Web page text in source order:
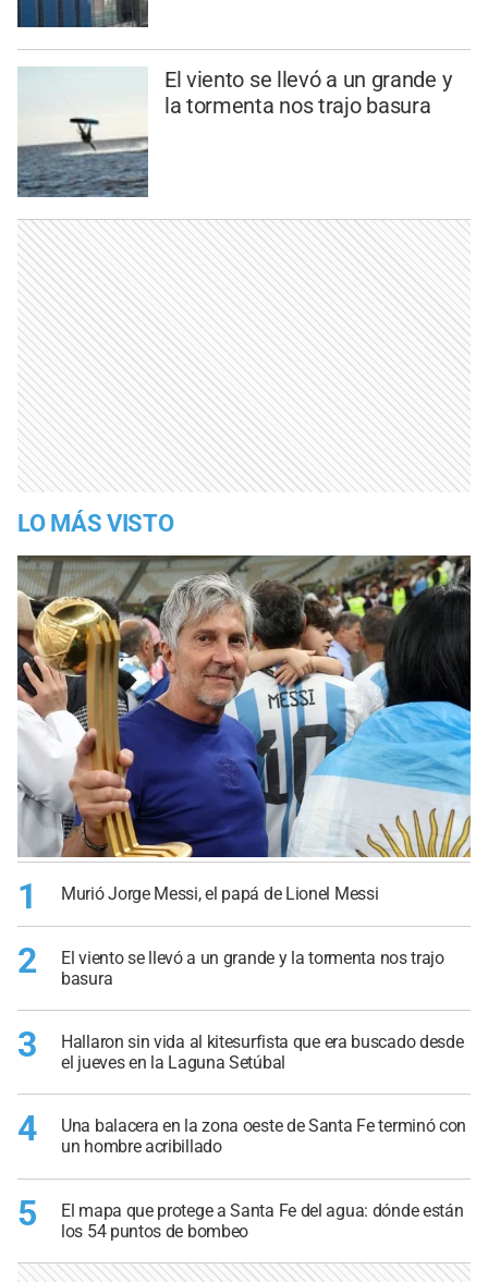
El viento se llevó a un grande y
la tormenta nos trajo basura
LO MÁS VISTO
1 Murió Jorge Messi, el papá de Lionel Messi
2
El viento se llevó a un grande y la tormenta nos trajo
basura
3
Hallaron sin vida al kitesurfista que era buscado desde
el jueves en la Laguna Setúbal
4
Una balacera en la zona oeste de Santa Fe terminó con
un hombre acribillado
5
El mapa que protege a Santa Fe del agua: dónde están
los 54 puntos de bombeo